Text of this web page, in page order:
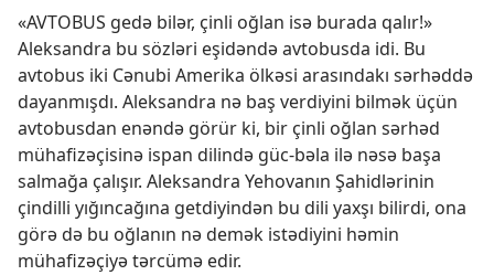
«AVTOBUS gedə bilər, çinli oğlan isə burada qalır!»
Aleksandra bu sözləri eşidəndə avtobusda idi. Bu
avtobus iki Cənubi Amerika ölkəsi arasındakı sərhəddə
dayanmışdı. Aleksandra nə baş verdiyini bilmək üçün
avtobusdan enəndə görür ki, bir çinli oğlan sərhəd
mühafizəçisinə ispan dilində güc-bəla ilə nəsə başa
salmağa çalışır. Aleksandra Yehovanın Şahidlərinin
çindilli yığıncağına getdiyindən bu dili yaxşı bilirdi, ona
görə də bu oğlanın nə demək istədiyini həmin
mühafizəçiyə tərcümə edir.